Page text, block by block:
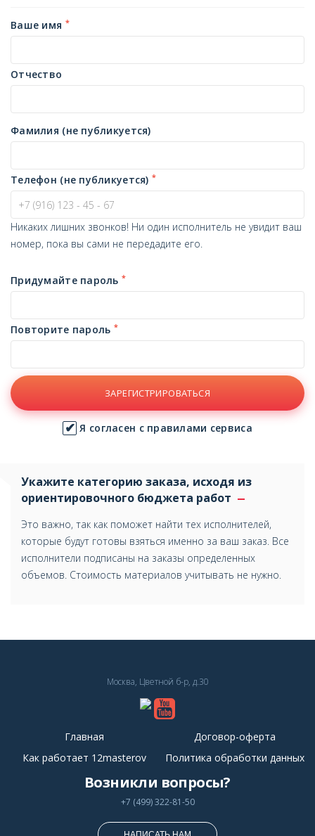
Ваше имя *
Отчество
Фамилия (не публикуется)
Телефон (не публикуется) *
Никаких лишних звонков! Ни один исполнитель не увидит ваш
номер, пока вы сами не передадите его.
Придумайте пароль*
Повторите пароль *
ЗАРЕГИСТРИРОВАТЬСЯ
Я согласен с правилами сервиса
Укажите категорию заказа, исходя из
ориентировочного бюджета работ
Это важно, так как поможет найти тех исполнителей,
которые будут готовы взяться именно за ваш заказ. Все
исполнители подписаны на заказы определенных
объемов. Стоимость материалов учитывать не нужно.
Москва, Цветной б-р, д.30
Главная
Договор-оферта
Как работает 12masterov
Политика обработки данных
Возникли вопросы?
+7 (499) 322-81-50